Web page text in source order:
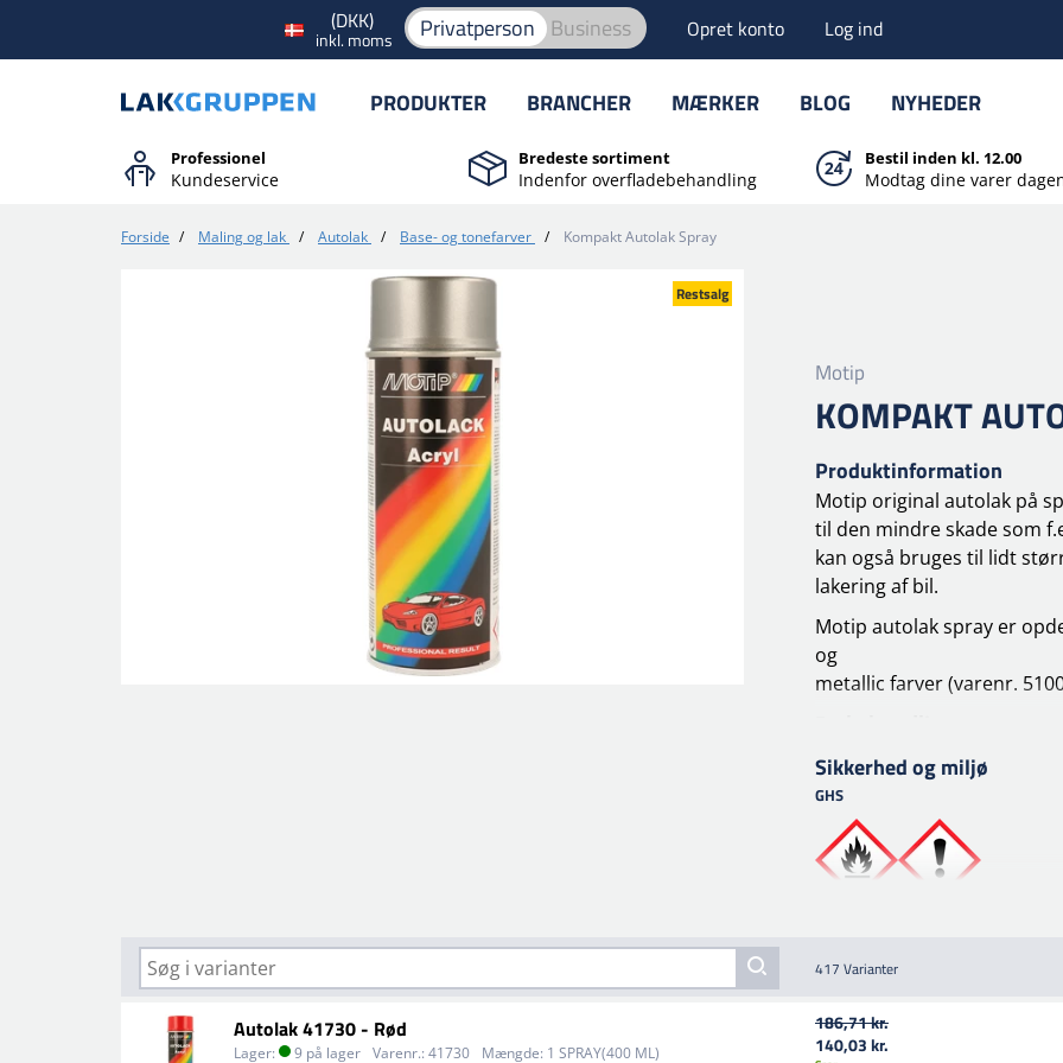
(DKK)
inkl. moms Privatperson Business Opret konto Log ind
PRODUKTER BRANCHER MÆRKER BLOG NYHEDER
Professionel
Kundeservice
Bredeste sortiment
Indenfor overfladebehandling
Bestil inden kl. 12.00
Modtag dine varer
Forside / Maling og lak / Autolak / Base- og tonefarver / Kompakt Autolak Spray
Restsalg
Motip
KOMPAKT
Produktinformation
Motip original autolak på
til den mindre skade som
kan også bruges til lidt
lakering af bil.
Motip autolak spray er
og
metallic farver (varenr.
slib
overflade. Påfør et lag
slibes bundlaget (korn 600).
Behandling
Før brug, ryst aerosolen i
overfladen, der skal
flere tynde lag. Inden det
Sikkerhed og miljø
GHS
417 Varianter
Autolak 41730 - Rød
Lager: 9 på lager Varenr.: 41730 Mængde: 1 SPRAY(400 ML)
186,71 kr.
140,03 kr.